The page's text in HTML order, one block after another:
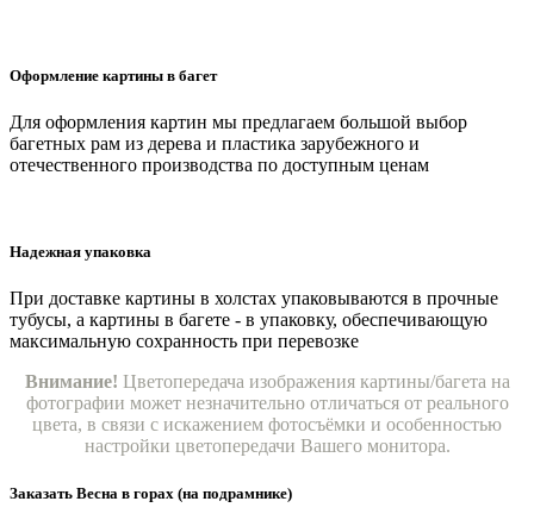
Оформление картины в багет
Для оформления картин мы предлагаем большой выбор
багетных рам из дерева и пластика зарубежного и
отечественного производства по доступным ценам
Надежная упаковка
При доставке картины в холстах упаковываются в прочные
тубусы, а картины в багете - в упаковку, обеспечивающую
максимальную сохранность при перевозке
Внимание! Цветопередача изображения картины/багета на
фотографии может незначительно отличаться от реального
цвета, в связи с искажением фотосъёмки и особенностью
настройки цветопередачи Вашего монитора.
Заказать Весна в горах (на подрамнике)